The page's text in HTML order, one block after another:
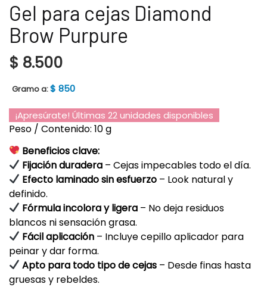
Gel para cejas Diamond
Brow Purpure
$ 8.500
Gramo a:$ 850
¡Apresúrate! Últimas 22 unidades disponibles
Peso / Contenido: 10 g
Beneficios clave:
Fijación duradera – Cejas impecables todo el día.
Efecto laminado sin esfuerzo – Look natural y
definido.
Fórmula incolora y ligera – No deja residuos
blancos ni sensación grasa.
Fácil aplicación – Incluye cepillo aplicador para
peinar y dar forma.
Apto para todo tipo de cejas – Desde finas hasta
gruesas y rebeldes.